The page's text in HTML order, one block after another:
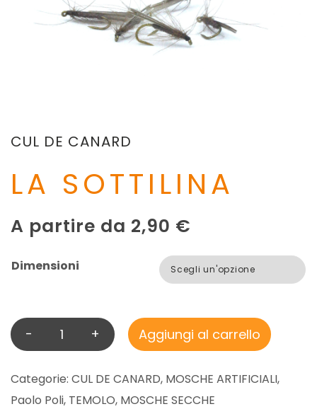
CUL DE CANARD
LA SOTTILINA
A partire da 2,90 €
Dimensioni
A
S
O
- + Aggiungi al carrello
Categorie: CUL DE CANARD, MOSCHE ARTIFICIALI,
Paolo Poli, TEMOLO, MOSCHE SECCHE